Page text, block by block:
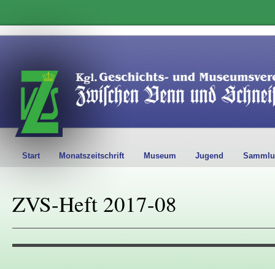
Start Monatszeitschrift Museum Jugend
ZVS-Heft 2017-08